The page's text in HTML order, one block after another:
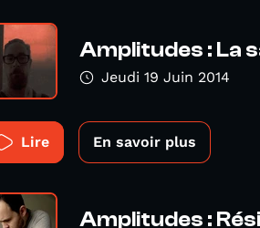
Amplitudes : La
Jeudi 19 Juin 2014
Lire En savoir plus
Amplitudes :